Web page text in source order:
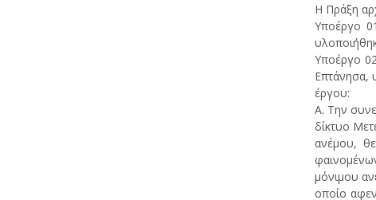
Η Πράξη
Υποέργο
Υποέργο
Επτάνησα,
έργου:
Α. Την
δίκτυο
ανέμου,
μόνιμου
οποίο